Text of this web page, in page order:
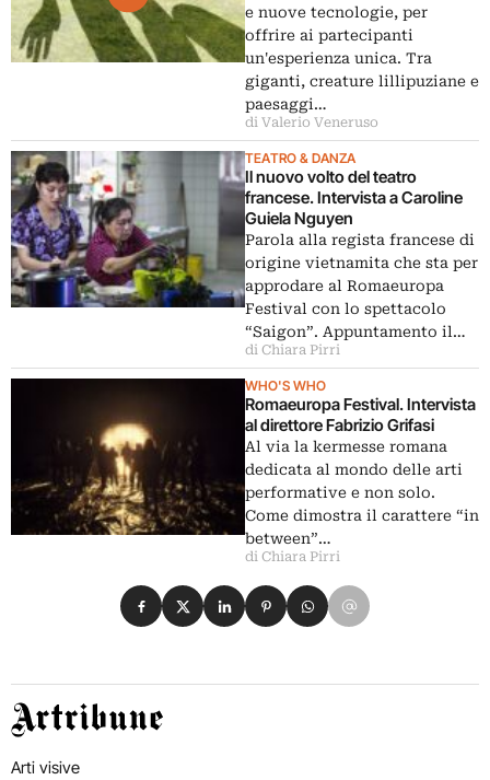
e nuove tecnologie, per
offrire ai partecipanti
un'esperienza unica. Tra
giganti, creature lillipuziane e
paesaggi…
di Valerio Veneruso
TEATRO & DANZA
Il nuovo volto del teatro
francese. Intervista a Caroline
Guiela Nguyen
Parola alla regista francese di
origine vietnamita che sta per
approdare al Romaeuropa
Festival con lo spettacolo
“Saigon”. Appuntamento il…
di Chiara Pirri
WHO'S WHO
Romaeuropa Festival. Intervista
al direttore Fabrizio Grifasi
Al via la kermesse romana
dedicata al mondo delle arti
performative e non solo.
Come dimostra il carattere “in
between”…
di Chiara Pirri
Condividi su Facebook
Condividi su X
Condividi su LinkedIn
Condividi su Pinterest
Condividi su WhatsApp
Condividi su Email
Artribune
Arti visive